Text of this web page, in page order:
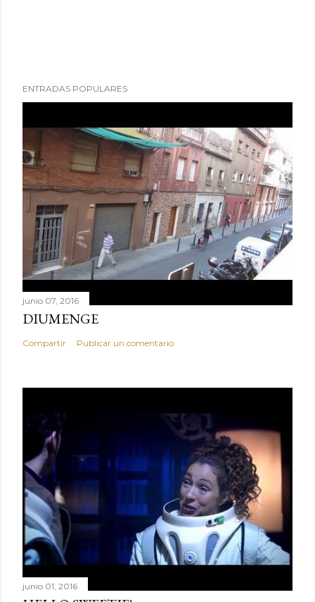
ENTRADAS POPULARES
junio 07, 2016
DIUMENGE
Compartir Publicar un comentario
junio 01, 2016